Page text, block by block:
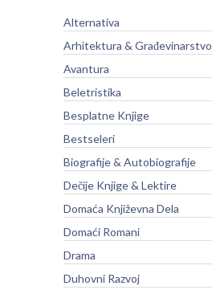
Alternativa
Arhitektura & Građevinarstvo
Avantura
Beletristika
Besplatne Knjige
Bestseleri
Biografije & Autobiografije
Dečije Knjige & Lektire
Domaća Književna Dela
Domaći Romani
Drama
Duhovni Razvoj